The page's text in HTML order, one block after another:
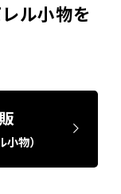
ル小物を
物）